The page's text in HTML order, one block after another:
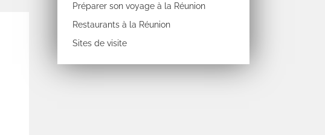
Préparer son voyage à la Réunion
Restaurants à la Réunion
Sites de visite